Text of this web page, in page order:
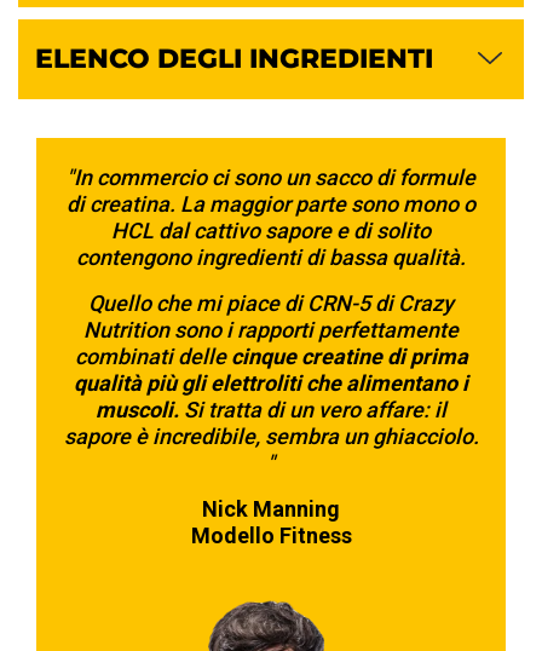
ELENCO DEGLI INGREDIENTI
"In commercio ci sono un sacco di formule
di creatina. La maggior parte sono mono o
HCL dal cattivo sapore e di solito
contengono ingredienti di bassa qualità.
Quello che mi piace di CRN-5 di Crazy
Nutrition sono i rapporti perfettamente
combinati dellecinque creatine di prima
qualità più gli elettroliti che alimentano i
muscoli. Si tratta di un vero affare: il
sapore è incredibile, sembra un ghiacciolo.
"
Nick Manning
Modello Fitness